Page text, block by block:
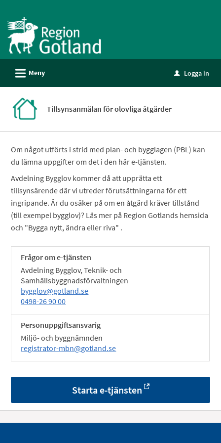
till
tjänster
-
Gotland
L Meny u Logga in
Tillsynsanmälan för olovliga åtgärder
Om något utförts i strid med plan- och bygglagen (PBL) kan
du lämna uppgifter om det i den här e-tjänsten.
Avdelning Bygglov kommer då att upprätta ett
tillsynsärende där vi utreder förutsättningarna för ett
ingripande. Är du osäker på om en åtgärd kräver tillstånd
(till exempel bygglov)? Läs mer på Region Gotlands hemsida
och "Bygga nytt, ändra eller riva" .
Frågor om e-tjänsten
Avdelning Bygglov, Teknik- och
Samhällsbyggnadsförvaltningen
bygglov@gotland.se
0498-26 90 00
Personuppgiftsansvarig
Miljö- och byggnämnden
registrator-mbn@gotland.se
Starta e-tjänsten